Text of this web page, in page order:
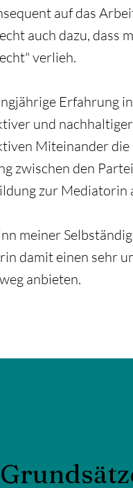
auf das
auch dazu, dass
verlieh.
Erfahrung
und
Miteinander die
zwischen den
zur Mediatorin
meiner
damit einen sehr
anbieten.